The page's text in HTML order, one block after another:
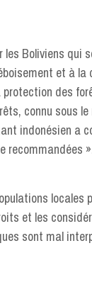
Boliviens qui
et à
protection des
connu sous
indonésien a
et les
sont mal